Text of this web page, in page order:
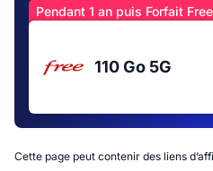
Pendant 1 an puis Forfait
110 Go 5G
Cette page peut contenir des liens